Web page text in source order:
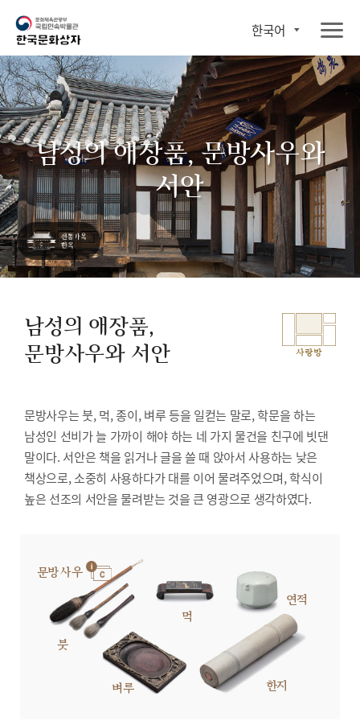
한국어
남성의 애장품, 문방사우와
서안
남성의 애장품,
문방사우와 서안
사랑방
문방사우는 붓, 먹, 종이, 벼루 등을 일컫는 말로, 학문을 하는
남성인 선비가 늘 가까이 해야 하는 네 가지 물건을 친구에 빗댄
말이다. 서안은 책을 읽거나 글을 쓸 때 앉아서 사용하는 낮은
책상으로, 소중히 사용하다가 대를 이어 물려주었으며, 학식이
높은 선조의 서안을 물려받는 것을 큰 영광으로 생각하였다.
문방사우
붓
먹
연적
벼루 한지